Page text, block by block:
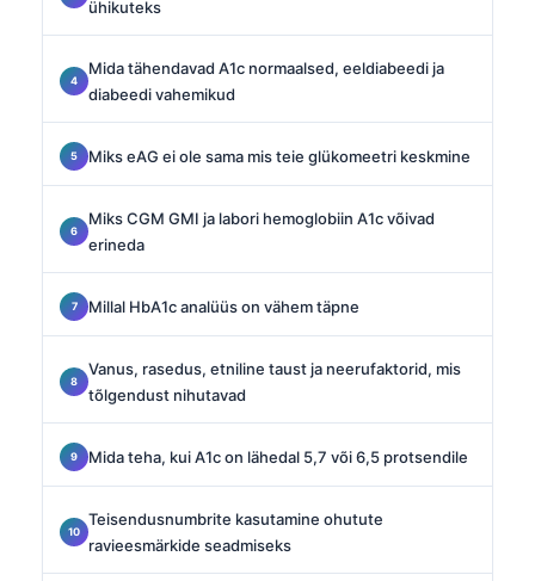
ühikuteks
Mida tähendavad A1c normaalsed, eeldiabeedi ja
diabeedi vahemikud
Miks eAG ei ole sama mis teie glükomeetri keskmine
Miks CGM GMI ja labori hemoglobiin A1c võivad
erineda
Millal HbA1c analüüs on vähem täpne
Vanus, rasedus, etniline taust ja neerufaktorid, mis
tõlgendust nihutavad
Mida teha, kui A1c on lähedal 5,7 või 6,5 protsendile
Teisendusnumbrite kasutamine ohutute
ravieesmärkide seadmiseks